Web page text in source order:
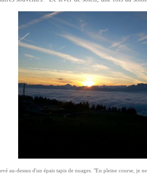
au-dessus d'un épais tapis de nuages. "En pleine course, je